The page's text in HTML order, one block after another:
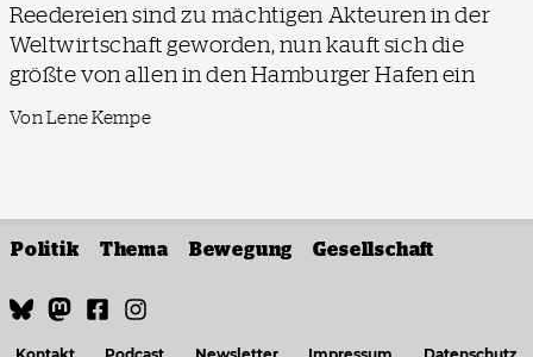
Reedereien sind zu mächtigen Akteuren in der
Weltwirtschaft geworden, nun kauft sich die
größte von allen in den Hamburger Hafen ein
Von Lene Kempe
Politik Thema Bewegung Gesellschaft